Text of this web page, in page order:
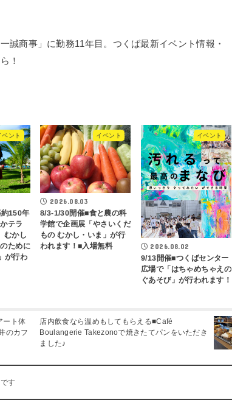
誠商事」に勤務11年目。つくば最新イベント情報・
！
ベント
150年
テラ
むかし
ために
が行わ
イベント
2026.08.03
8/3-1/30開催■食と農の科
学館で企画展「やさいくだ
もの むかし・いま」が行
われます！■入場無料
イベント
2026.08.02
9/13開催■つくばセンター
広場で「はちゃめちゃえの
ぐあそび」が行われます！
ート体
のカフ
店内飲食なら温めもしてもらえる■Café
Boulangerie Takezonoで焼きたてパンをいただき
ました♪